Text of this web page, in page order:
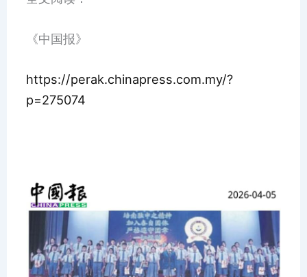
《中国报》
https://perak.chinapress.com.my/?
p=275074